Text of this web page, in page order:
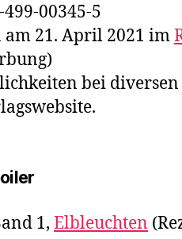
00345-5
am 21. April 2021 im
bei
1, Elbleuchten